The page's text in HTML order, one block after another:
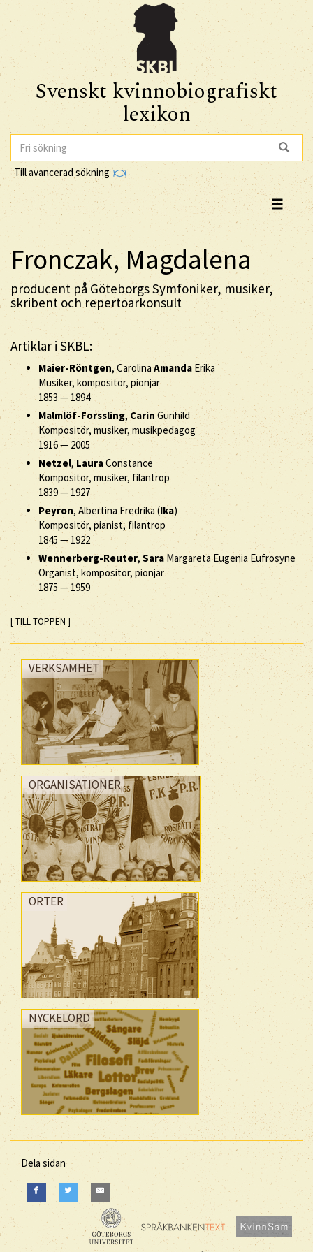
Svenskt kvinnobiografiskt
lexikon
Till avancerad sökning
Fronczak, Magdalena
producent på Göteborgs Symfoniker, musiker,
skribent och repertoarkonsult
Artiklar i SKBL:
Maier-Röntgen, CarolinaAmanda Erika
Musiker, kompositör, pionjär
1853 — 1894
Malmlöf-Forssling, Carin Gunhild
Kompositör, musiker, musikpedagog
1916—2005
Netzel, LauraConstance
Kompositör, musiker, filantrop
1839— 1927
Peyron, Albertina Fredrika (Ika)
Kompositör, pianist, filantrop
1845 — 1922
Wennerberg-Reuter,Sara Margareta Eugenia Eufrosyne
Organist, kompositör, pionjär
1875— 1959
[ TILL TOPPEN ]
VERKSAMHET
ORGANISATIONER
ORTER
NYCKELORD
Dela sidan